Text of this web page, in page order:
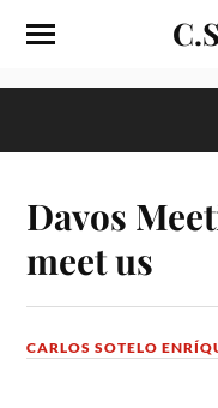
Davos
meet us
CARLOS SOTELO